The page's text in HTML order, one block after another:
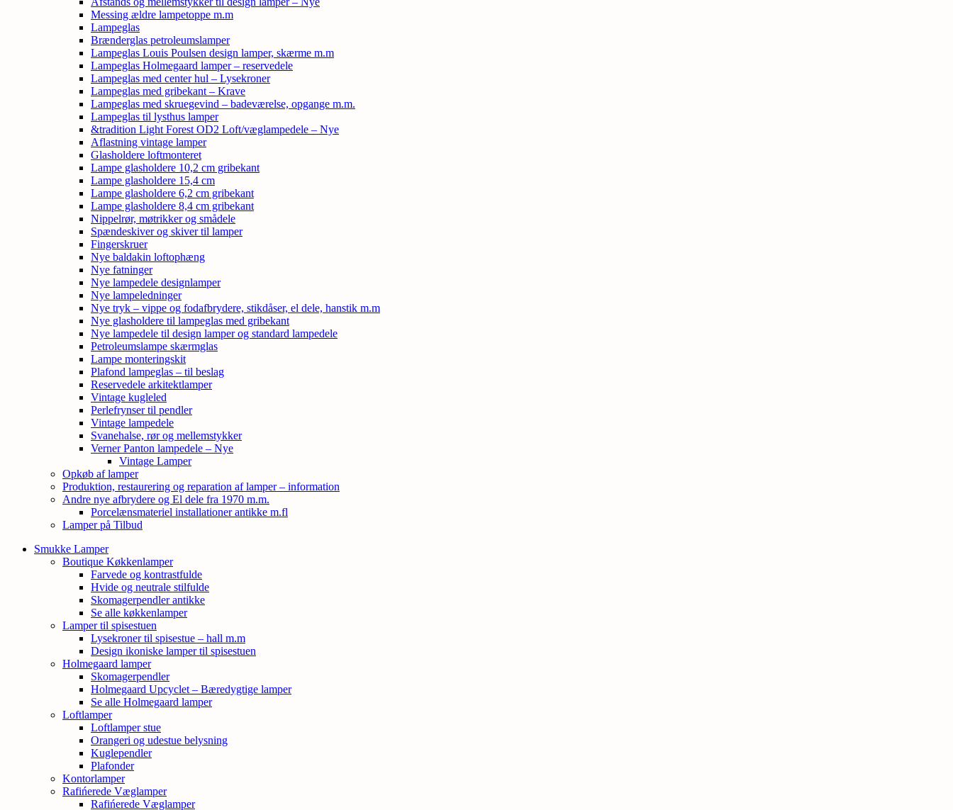
Messing ældre lampetoppe m.m
Lampeglas
Brænderglas petroleumslamper
Lampeglas Louis Poulsen design lamper, skærme m.m
Lampeglas Holmegaard lamper – reservedele
Lampeglas med center hul – Lysekroner
Lampeglas med gribekant – Krave
Lampeglas med skruegevind – badeværelse, opgange m.m.
Lampeglas til lysthus lamper
&tradition Light Forest OD2 Loft/væglampedele – Nye
Aflastning vintage lamper
Glasholdere loftmonteret
Lampe glasholdere 10,2 cm gribekant
Lampe glasholdere 15,4 cm
Lampe glasholdere 6,2 cm gribekant
Lampe glasholdere 8,4 cm gribekant
Nippelrør, møtrikker og smådele
Spændeskiver og skiver til lamper
Fingerskruer
Nye baldakin loftophæng
Nye fatninger
Nye lampedele designlamper
Nye lampeledninger
Nye tryk – vippe og fodafbrydere, stikdåser, el dele, hanstik m.m
Nye glasholdere til lampeglas med gribekant
Nye lampedele til design lamper og standard lampedele
Petroleumslampe skærmglas
Lampe monteringskit
Plafond lampeglas – til beslag
Reservedele arkitektlamper
Vintage kugleled
Perlefrynser til pendler
Vintage lampedele
Svanehalse, rør og mellemstykker
Verner Panton lampedele – Nye
Vintage Lamper
Opkøb af lamper
Produktion, restaurering og reparation af lamper – information
Andre nye afbrydere og El dele fra 1970 m.m.
Porcelænsmateriel installationer antikke m.fl
Lamper på Tilbud
Smukke Lamper
Boutique Køkkenlamper
Farvede og kontrastfulde
Hvide og neutrale stilfulde
Skomagerpendler antikke
Se alle køkkenlamper
Lamper til spisestuen
Lysekroner til spisestue – hall m.m
Design ikoniske lamper til spisestuen
Holmegaard lamper
Skomagerpendler
Holmegaard Upcyclet – Bæredygtige lamper
Se alle Holmegaard lamper
Loftlamper
Loftlamper stue
Orangeri og udestue belysning
Kuglependler
Plafonder
Kontorlamper
Rafińerede Væglamper
Rafińerede Væglamper